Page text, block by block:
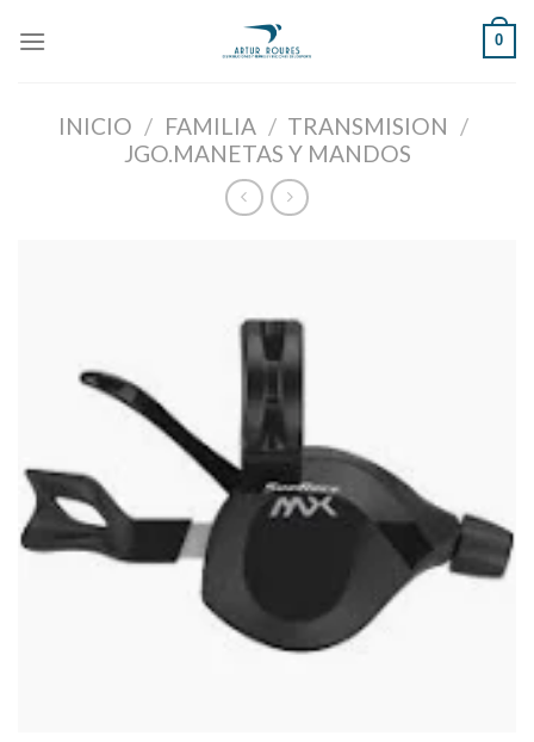
0
INICIO / FAMILIA / TRANSMISION /
JGO.MANETAS Y MANDOS